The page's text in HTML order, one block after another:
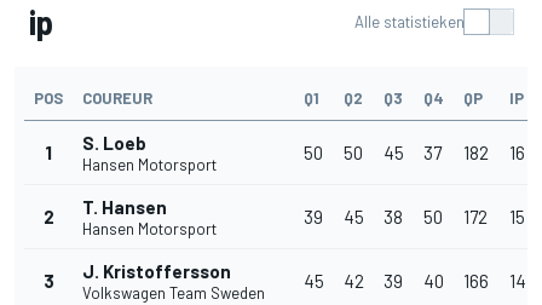
ip Alle statistieken
POS COUREUR Q1 Q2 Q3 Q4 QP IP
1 S. Loeb
Hansen Motorsport
50 50 45 37 182 16
2 T. Hansen
Hansen Motorsport
39 45 38 50 172 15
3 J. Kristoffersson
Volkswagen Team Sweden
45 42 39 40 166 14